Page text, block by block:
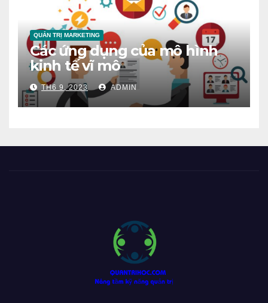
QUẢN TRỊ MARKETING
Các ứng dụng của mô hình
kinh tế vĩ mô
TH6 9, 2023 ADMIN